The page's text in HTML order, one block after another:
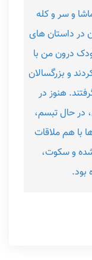
و سر و کله
در داستان های
درون من با
و بزرگسالان
هنوز در
در حال تبسم،
با هم ملاقات
و سکوت،
بود.